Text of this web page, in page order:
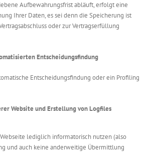
Aufbewahrungsfrist abläuft, erfolgt eine
Ihrer Daten, es sei denn die Speicherung ist
oder zur Vertragserfüllung
Entscheidungsfindung
Entscheidungsfindung oder ein Profiling
Website und Erstellung von Logfiles
lediglich informatorisch nutzen (also
und auch keine anderweitige Übermittlung